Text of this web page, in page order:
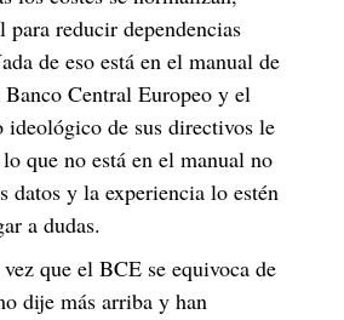
reducir dependencias
de eso está en el manual de
Central Europeo y el
ideológico de sus directivos le
que no está en el manual no
datos y la experiencia lo estén
a dudas.
que el BCE se equivoca de
dije más arriba y han